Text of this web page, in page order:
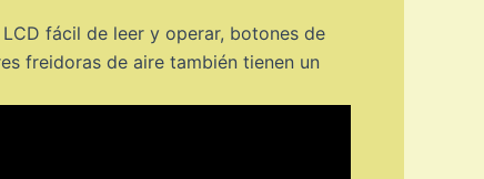
fácil de leer y operar, botones de
freidoras de aire también tienen un